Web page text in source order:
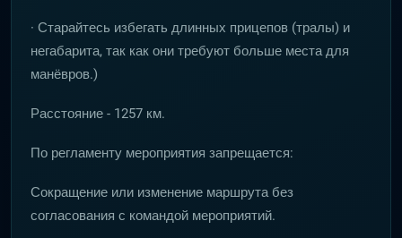
· Старайтесь избегать длинных прицепов (тралы) и
негабарита, так как они требуют больше места для
манёвров.)
Расстояние - 1257 км.
По регламенту мероприятия запрещается:
Сокращение или изменение маршрута без
согласования с командой мероприятий.